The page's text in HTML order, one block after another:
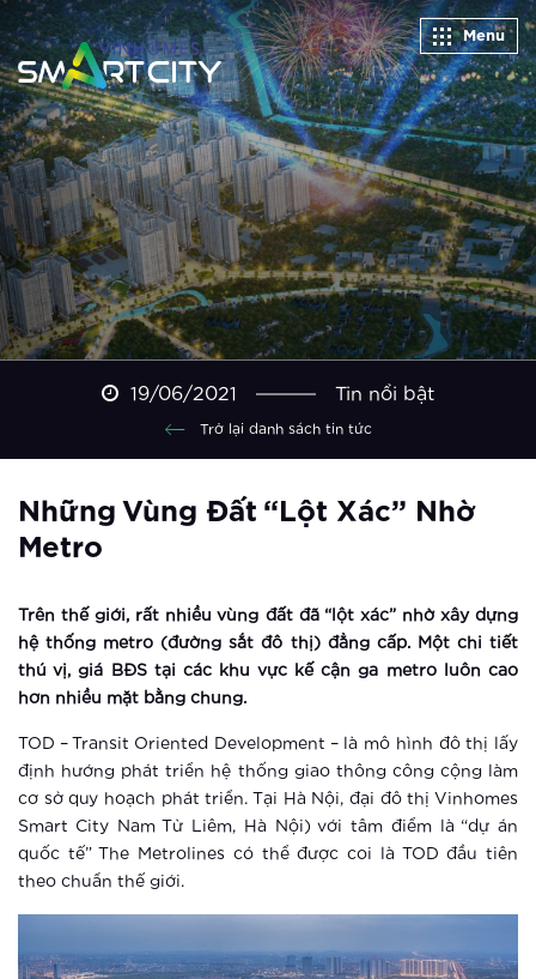
Menu
19/06/2021 Tin nổi bật
Trở lại danh sách tin tức
Những Vùng Đất “lột Xác” Nhờ
Metro
Trên thế giới, rất nhiều vùng đất đã “lột xác” nhờ xây dựng
hệ thống metro (đường sắt đô thị) đẳng cấp. Một chi tiết
thú vị, giá BĐS tại các khu vực kế cận ga metro luôn cao
hơn nhiều mặt bằng chung.
TOD – Transit Oriented Development – là mô hình đô thị lấy
định hướng phát triển hệ thống giao thông công cộng làm
cơ sở quy hoạch phát triển. Tại Hà Nội, đại đô thị Vinhomes
Smart City Nam Từ Liêm, Hà Nội) với tâm điểm là “dự án
quốc tế” The Metrolines có thể được coi là TOD đầu tiên
theo chuẩn thế giới.
Hà Nội khai trương công viên thể
thao “khủng” nhất Đông Nam Á
Xem thêm
Vinhomes Smart City ra mắt phân khu
căn hộ cao cấp Ruby – không gian
sống đẳng cấp phía Tây Hà Nội
Xem thêm
Ra mắt The Sapphire 4 – viên ngọc
sáng của Vinhomes Smart City
Vingroup giữ vững vị thế doanh
nghiệp tư nhân lớn nhất Việt Nam
“Sống không khoảng cách” giữa tọa
độ vàng của trung tâm mới phía Tây
Hà Nội
Xem thêm
Vinhomes Smart City ra mắt phân khu
The Sapphire 3
Xem thêm
The Sapphire 3 Vinhomes Smart City:
Nóng sốt ngay khi vừa ra mắt
Xem thêm